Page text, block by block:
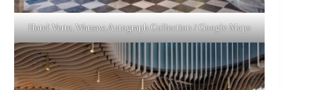
Hotel Verte, Warsaw, Autograph Collection / Google Maps